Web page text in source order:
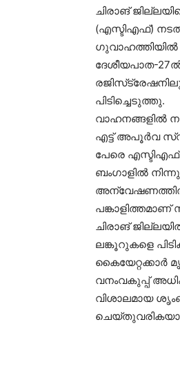
ചിരാങ്
(എസ്ടിഎഫ്)
ദേശീയപാത-
പിടിച്ചെടുത്തു.
വാഹനങ്ങളില്‍
എട്ട് അപൂര്‍വ
പേരെ എസ്ടിഎഫ്
ബംഗാളില്‍
അന്വേഷണത്തില്‍
ചിരാങ്
ലങ്കൂറുകളെ
കൈയേറ്റക്കാര്‍
വനംവകുപ്പ്
വിശാലമായ